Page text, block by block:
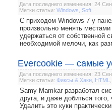
Дата последнего изменения: 24
Метки статьи: Windows Soft
С приходом Windows 7 у
произвольно менять
удержаться от собственной
необходимой мелочи, как
Evercookie — самые
Дата последнего изменения: 23
Метки статьи: Фиксы & Хаки HTML
Samy Mamkar разработал
друга, и даже добиться
Удалить это куки